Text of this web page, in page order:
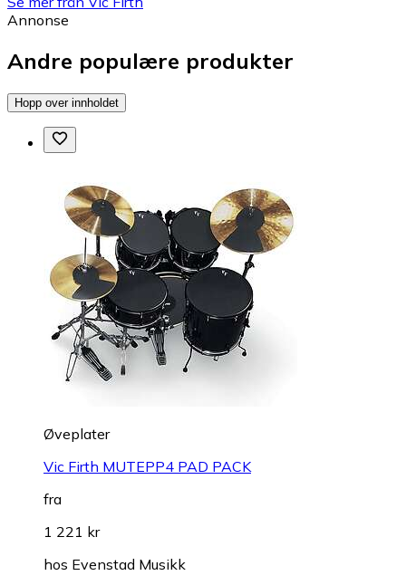
Annonse
Andre populære produkter
Hopp over innholdet
Øveplater
Vic Firth MUTEPP4 PAD PACK
fra
1 221 kr
hos Evenstad Musikk